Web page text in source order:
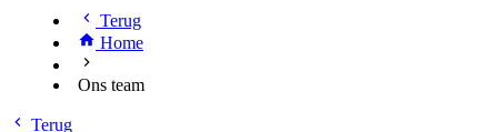
Terug
Home
Ons team
Terug